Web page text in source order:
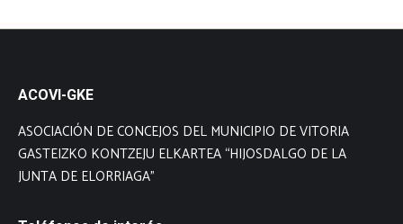
ACOVI-GKE
ASOCIACIÓN DE CONCEJOS DEL MUNICIPIO DE VITORIA
GASTEIZKO KONTZEJU ELKARTEA “HIJOSDALGO DE LA
JUNTA DE ELORRIAGA”